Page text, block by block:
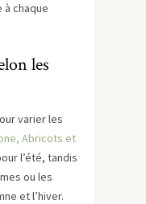
chaque
les
varier les
Abricots et
l’été, tandis
ou les
et l’hiver.